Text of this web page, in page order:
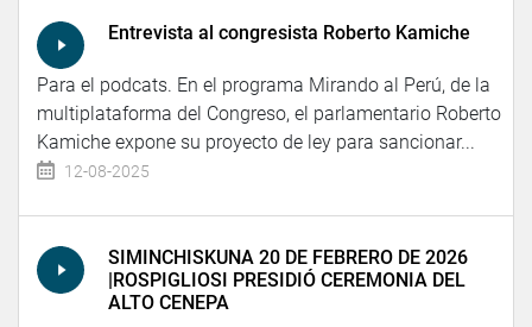
Entrevista al congresista Roberto Kamiche
Para el podcats. En el programa Mirando al Perú, de la
multiplataforma del Congreso, el parlamentario Roberto
Kamiche expone su proyecto de ley para sancionar...
12-08-2025
SIMINCHISKUNA 20 DE FEBRERO DE 2026
|ROSPIGLIOSI PRESIDIÓ CEREMONIA DEL
ALTO CENEPA